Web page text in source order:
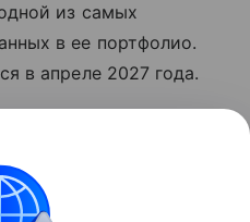
из самых
в ее портфолио.
в апреле 2027 года.